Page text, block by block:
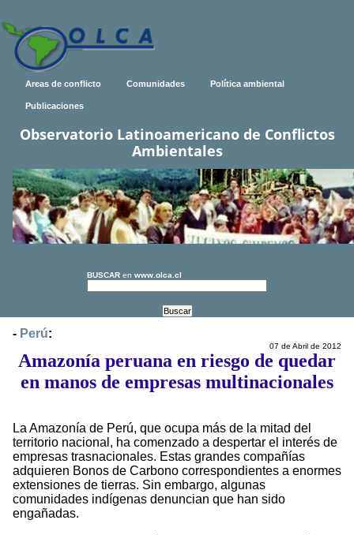
Areas de conflicto Comunidades Política ambiental
Publicaciones
Observatorio Latinoamericano de Conflictos
Ambientales
BUSCAR en www.olca.cl
- Perú:
07 de Abril de 2012
Amazonía peruana en riesgo de quedar
en manos de empresas multinacionales
La Amazonía de Perú, que ocupa más de la mitad del
territorio nacional, ha comenzado a despertar el interés de
empresas trasnacionales. Estas grandes compañías
adquieren Bonos de Carbono correspondientes a enormes
extensiones de tierras. Sin embargo, algunas
comunidades indígenas denuncian que han sido
engañadas.